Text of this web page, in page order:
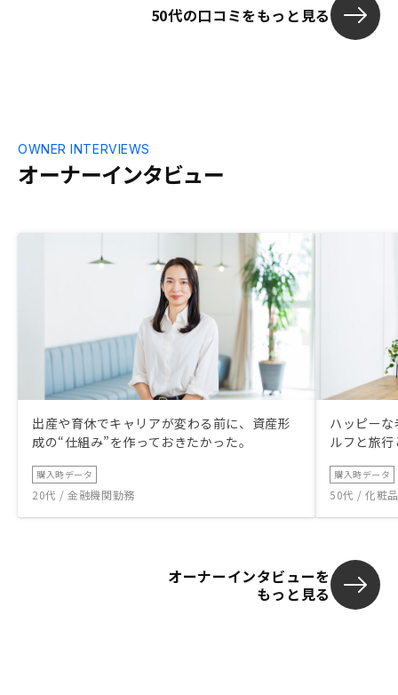
50代の口コミをもっと見る
オーナーインタビュー
OWNER INTERVIEWS
出産や育休でキャリアが変わる前に、資産形
成の“仕組み”を作っておきたかった。
購入時データ
20代 / 金融機関勤務
ハッピー
ルフと旅
購入時データ
50代 / 化粧
オーナーインタビューを
もっと見る